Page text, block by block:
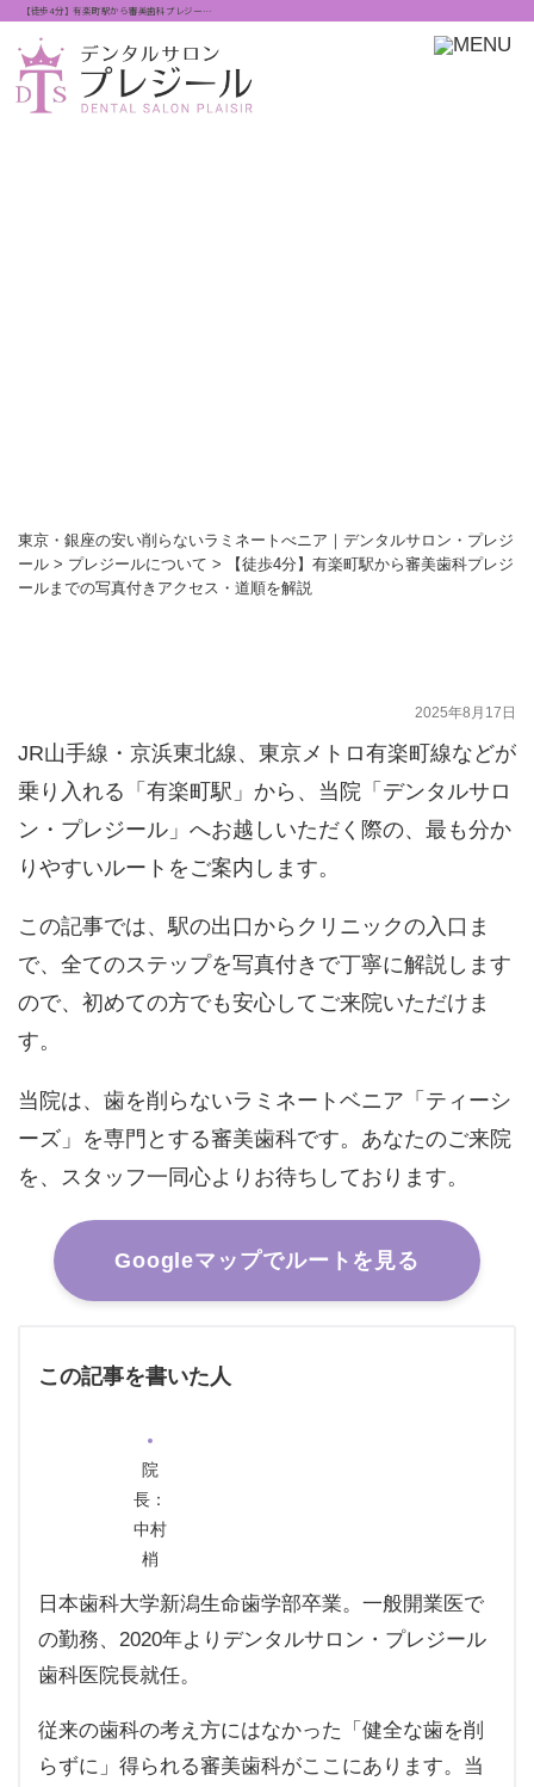
【徒歩4分】有楽町駅から審美歯科プレジー…
東京・銀座の安い削らないラミネートべニア｜デンタルサロン・プレジ
ール> プレジールについて >
【徒歩4分】有楽町駅から審美歯科プレジ
ールまでの写真付きアクセス・道順を解説
2025年8月17日
JR山手線・京浜東北線、東京メトロ有楽町線などが
乗り入れる「有楽町駅」から、当院「デンタルサロ
ン・プレジール」へお越しいただく際の、最も分か
りやすいルートをご案内します。
この記事では、駅の出口からクリニックの入口ま
で、全てのステップを写真付きで丁寧に解説します
ので、初めての方でも安心してご来院いただけま
す。
当院は、歯を削らないラミネートベニア「ティーシ
ーズ」を専門とする審美歯科です。あなたのご来院
を、スタッフ一同心よりお待ちしております。
Googleマップでルートを見る
この記事を書いた人
院
長：
中村
梢
日本歯科大学新潟生命歯学部卒業。一般開業医で
の勤務、2020年よりデンタルサロン・プレジール
歯科医院長就任。
従来の歯科の考え方にはなかった「健全な歯を削
らずに」得られる審美歯科がここにあります。当